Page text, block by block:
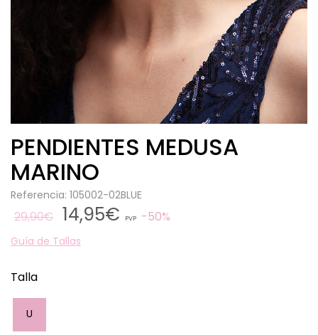
PENDIENTES MEDUSA
MARINO
Referencia: 105002-02BLUE
29,90€ 14,95€ PVP 50%
Guía de Tallas
Talla
U